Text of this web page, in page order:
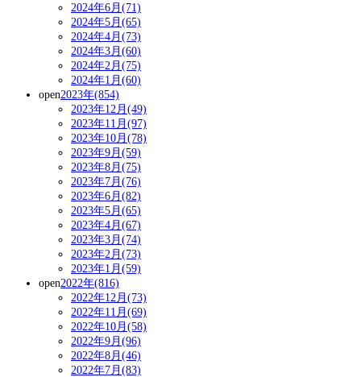
2024年6月(71)
2024年5月(65)
2024年4月(73)
2024年3月(60)
2024年2月(75)
2024年1月(60)
open2023年(854)
2023年12月(49)
2023年11月(97)
2023年10月(78)
2023年9月(59)
2023年8月(75)
2023年7月(76)
2023年6月(82)
2023年5月(65)
2023年4月(67)
2023年3月(74)
2023年2月(73)
2023年1月(59)
open2022年(816)
2022年12月(73)
2022年11月(69)
2022年10月(58)
2022年9月(96)
2022年8月(46)
2022年7月(83)